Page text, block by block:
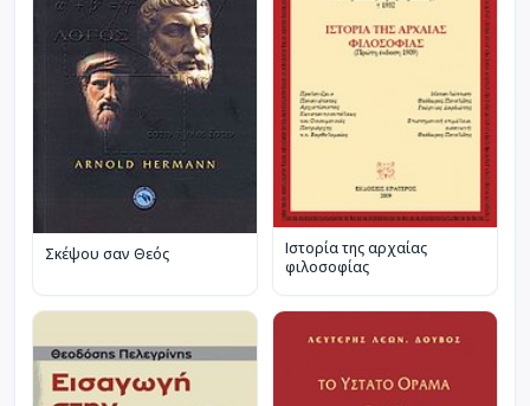
Σκέψου σαν Θεός
Ιστορία της αρχαίας
φιλοσοφίας